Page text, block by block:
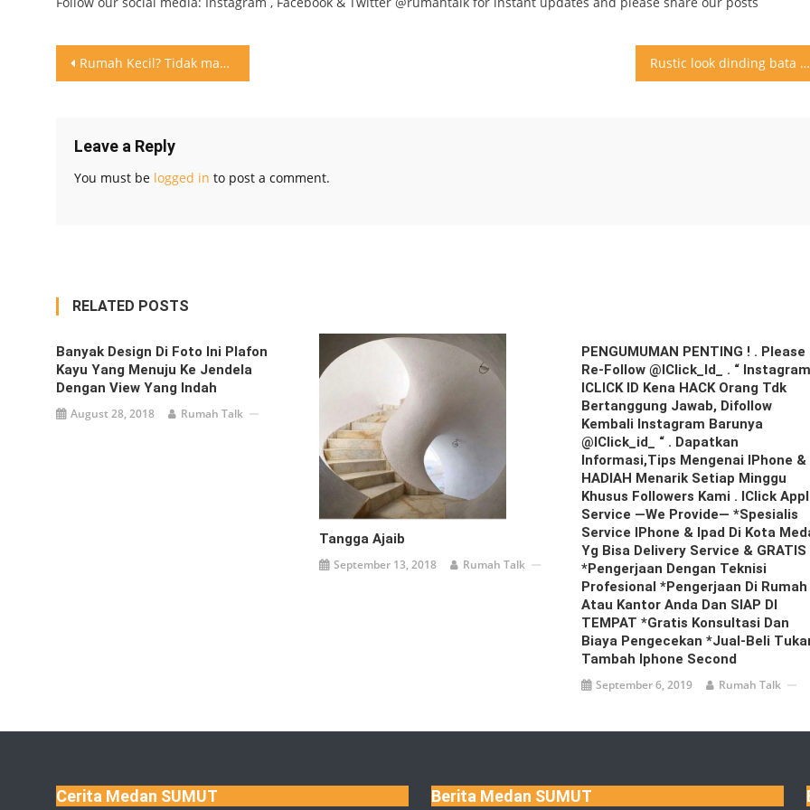
Post
Rumah Kecil? Tidak masalah, ruang kerja bisa di tempatkan diatas ranjang, unik dan dapat pandangan yang mantap Rustic look dinding bata sekarang menjadi trend design rumah
Leave a Reply
You must be logged in to post a comment.
RELATED POSTS
Banyak Design Di Foto Ini Plafon
Kayu Yang Menuju Ke Jendela
Dengan View Yang Indah
August 28, 2018 Rumah Talk
Tangga Ajaib
September 13, 2018 Rumah Talk
PENGUMUMAN PENTING ! . Please
Re-Follow @iClick_Id_ . “ Instagram
ICLICK ID Kena HACK Orang Tdk
Bertanggung Jawab, Difollow
Kembali Instagram Barunya
@iClick_id_ “ . Dapatkan
Informasi,Tips Mengenai IPhone &
HADIAH Menarik Setiap Minggu
Khusus Followers Kami . IClick
Service —we Provide— *Spesialis
Service IPhone & Ipad Di Kota
Yg Bisa Delivery Service & GRATIS
*Pengerjaan Dengan Teknisi
Profesional *Pengerjaan Di Rumah
Atau Kantor Anda Dan SIAP DI
TEMPAT *Gratis Konsultasi Dan
Biaya Pengecekan *Jual-Beli
Tambah Iphone Second
September 6, 2019 Rumah Talk
Cerita Medan SUMUT Berita Medan SUMUT